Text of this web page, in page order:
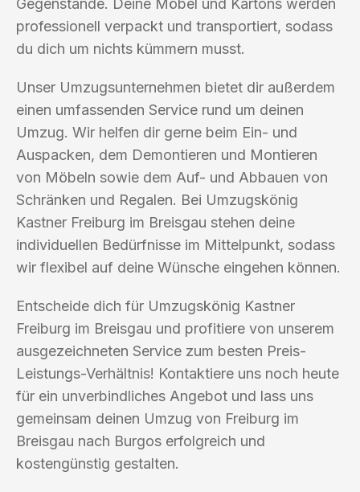
Gegenstände. Deine Möbel und Kartons werden
professionell verpackt und transportiert, sodass
du dich um nichts kümmern musst.
Unser Umzugsunternehmen bietet dir außerdem
einen umfassenden Service rund um deinen
Umzug. Wir helfen dir gerne beim Ein- und
Auspacken, dem Demontieren und Montieren
von Möbeln sowie dem Auf- und Abbauen von
Schränken und Regalen. Bei Umzugskönig
Kastner Freiburg im Breisgau stehen deine
individuellen Bedürfnisse im Mittelpunkt, sodass
wir flexibel auf deine Wünsche eingehen können.
Entscheide dich für Umzugskönig Kastner
Freiburg im Breisgau und profitiere von unserem
ausgezeichneten Service zum besten Preis-
Leistungs-Verhältnis! Kontaktiere uns noch heute
für ein unverbindliches Angebot und lass uns
gemeinsam deinen Umzug von Freiburg im
Breisgau nach Burgos erfolgreich und
kostengünstig gestalten.